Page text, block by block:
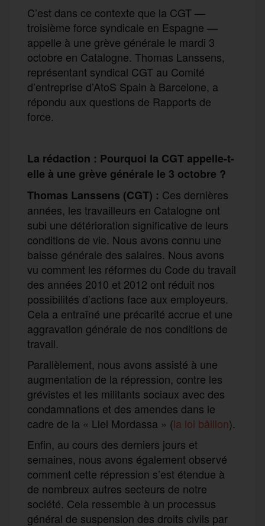
C’est dans ce contexte que la CGT —
troisième force syndicale en Espagne —
appelle à une grève générale le mardi 3
octobre en Catalogne. Thomas Lanssens,
représentant syndical CGT au Comité
d’entreprise d’AtoS Spain à Barcelone, a
répondu aux questions de Rapports de
force.
La rédaction : Pourquoi la CGT appelle-t-
elle à une grève générale le 3 octobre ?
Thomas Lanssens (CGT) : Ces dernières
années, les travailleurs en Catalogne ont
subi une détérioration significative de leurs
conditions de vie. Nous avons connu une
baisse générale des salaires. Nous avons
vu comment les réformes du Code du travail
des années 2010 et 2012 ont réduit nos
possibilités d’actions face aux employeurs.
Cela a entraîné une précarité accrue et une
aggravation générale de nos conditions de
travail.
Parallèlement, nous avons assisté à une
augmentation de la répression, contre les
grévistes et les militants sociaux avec des
condamnations et des amendes dans le
cadre de la « Llei Mordassa » (la loi bâillon).
Enfin, au cours des derniers jours et
semaines, nous avons également observé
comment cette répression s’est étendue à
de nombreux autres secteurs de notre
société. Cela ressemble à un processus
général de suspension des droits civils par